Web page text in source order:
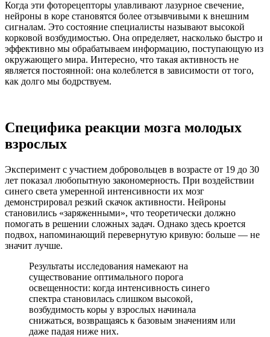
Когда эти фоторецепторы улавливают лазурное свечение,
нейроны в коре становятся более отзывчивыми к внешним
сигналам. Это состояние специалисты называют высокой
корковой возбудимостью. Она определяет, насколько быстро и
эффективно мы обрабатываем информацию, поступающую из
окружающего мира. Интересно, что такая активность не
является постоянной: она колеблется в зависимости от того,
как долго мы бодрствуем.
Специфика реакции мозга молодых
взрослых
Эксперимент с участием добровольцев в возрасте от 19 до 30
лет показал любопытную закономерность. При воздействии
синего света умеренной интенсивности их мозг
демонстрировал резкий скачок активности. Нейроны
становились «заряженными», что теоретически должно
помогать в решении сложных задач. Однако здесь кроется
подвох, напоминающий перевернутую кривую: больше — не
значит лучше.
Результаты исследования намекают на
существование оптимального порога
освещенности: когда интенсивность синего
спектра становилась слишком высокой,
возбудимость коры у взрослых начинала
снижаться, возвращаясь к базовым значениям или
даже падая ниже них.